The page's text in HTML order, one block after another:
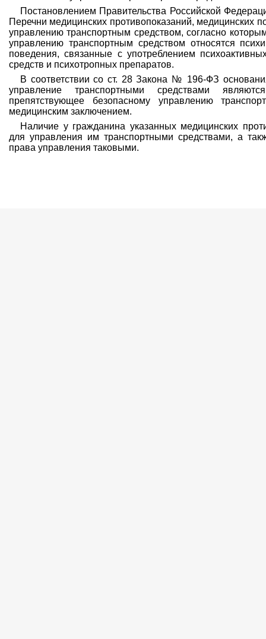
Постановлением Правительства Российской
Перечни медицинских противопоказаний, медицинских
управлению транспортным средством, согласно
управлению транспортным средством относятся
поведения, связанные с употреблением
средств и психотропных препаратов.
В соответствии со ст. 28 Закона № 196-ФЗ
управление транспортными средствами
препятствующее безопасному управлению
медицинским заключением.
Наличие у гражданина указанных медицинских
для управления им транспортными средствами, а
права управления таковыми.